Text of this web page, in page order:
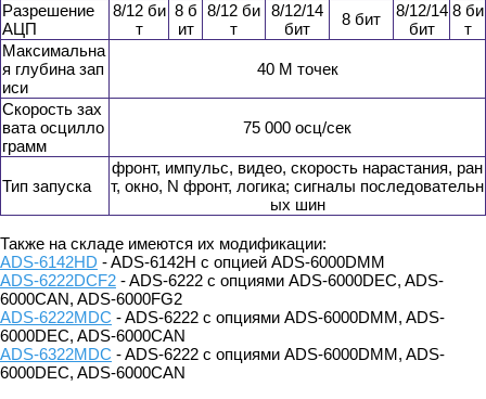
Разрешение
АЦП
8/12 би
т
8 б
ит
8/12 би
т
8/12/14
бит
8 бит
8/12/14
бит
8 би
т
Максимальна
я глубина зап
иси
40 М точек
Скорость зах
вата осцилло
грамм
75 000 осц/сек
Тип запуска
фронт, импульс, видео, скорость нарастания, ран
т, окно, N фронт, логика; сигналы последовательн
ых шин
Также на складе имеются их модификации:
ADS-6142HD - ADS-6142H с опцией ADS-6000DMM
ADS-6222DCF2 - ADS-6222 с опциями ADS-6000DEC, ADS-
6000CAN, ADS-6000FG2
ADS-6222MDC - ADS-6222 с опциями ADS-6000DMM, ADS-
6000DEC, ADS-6000CAN
ADS-6322MDC - ADS-6222 с опциями ADS-6000DMM, ADS-
6000DEC, ADS-6000CAN